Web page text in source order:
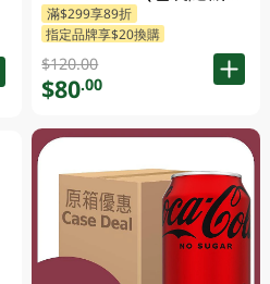
送)
滿$299享89折
指定品牌享$20換購
$120.00
$80.00